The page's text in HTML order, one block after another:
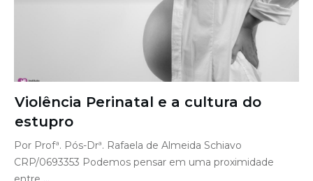
Violência Perinatal e a cultura do
estupro
Por Profª. Pós-Drª. Rafaela de Almeida Schiavo
CRP/0693353 Podemos pensar em uma proximidade